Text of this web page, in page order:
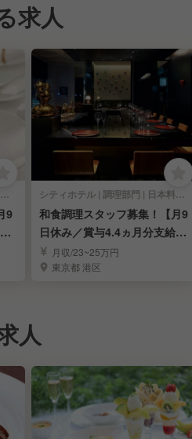
求人
シティホテル | 調理部門 | 中華料理・中国料理 | キッチンスタッフ
9
シティホテル | 調理部門 | 日本料理・懐石料理 | キッチンスタッフ
和食調理スタッフ募集！【月9
日休み／賞与4.4ヵ月分支給実
績！】
月収/23~25万円
東京都 港区
人